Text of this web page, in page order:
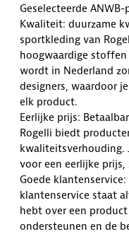
Geselecteerde
Kwaliteit: duurzame
sportkleding van
hoogwaardige stoffen
wordt in Nederland
designers, waardoor
elk product.
Eerlijke prijs:
Rogelli biedt
kwaliteitsverhouding.
voor een eerlijke
Goede
klantenservice staat
hebt over een
ondersteunen en de